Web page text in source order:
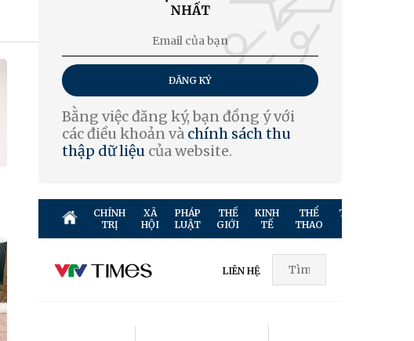
NHẤT
ĐĂNG KÝ
Bằng việc đăng ký, bạn đồng ý với
các điều khoản và chính sách thu
thập dữ liệu của website.
CHÍNH
TRỊ
XÃ
HỘI
PHÁP
LUẬT
THẾ
GIỚI
KINH
TẾ
THỂ
THAO
TRUYỀN
LIÊN HỆ